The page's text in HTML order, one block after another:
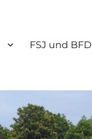
FSJ und BFD